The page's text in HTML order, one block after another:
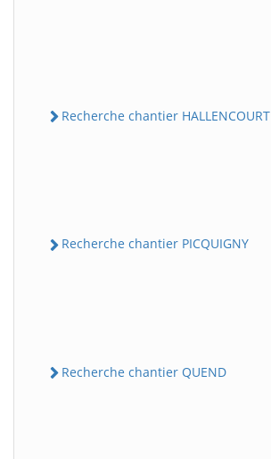
Recherche chantier HALLENCOURT
Recherche chantier PICQUIGNY
Recherche chantier QUEND